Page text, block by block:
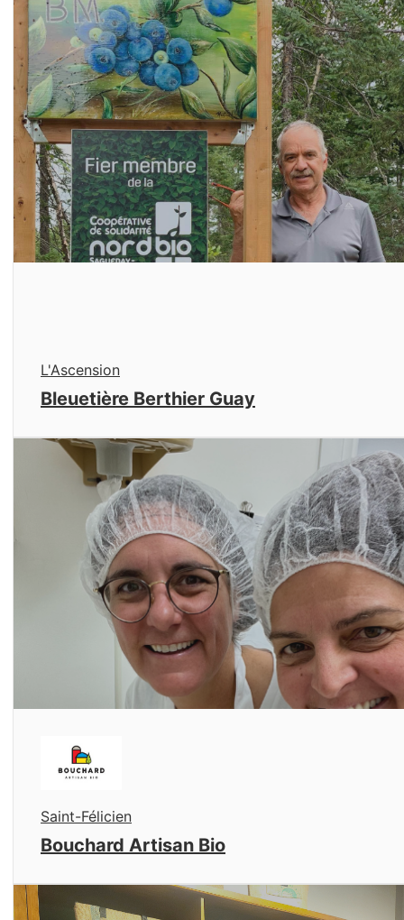
L'Ascension
Bleuetière Berthier Guay
Saint-Félicien
Bouchard Artisan Bio